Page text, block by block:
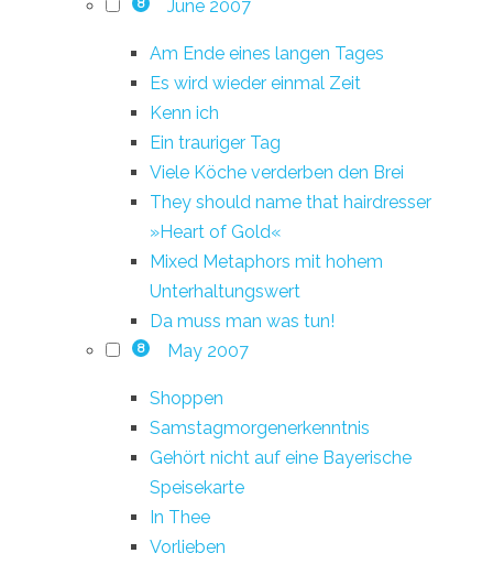
8 June 2007
Am Ende eines langen Tages
Es wird wieder einmal Zeit
Kenn ich
Ein trauriger Tag
Viele Köche verderben den Brei
They should name that hairdresser
»Heart of Gold«
Mixed Metaphors mit hohem
Unterhaltungswert
Da muss man was tun!
8 May 2007
Shoppen
Samstagmorgenerkenntnis
Gehört nicht auf eine Bayerische
Speisekarte
In Thee
Vorlieben